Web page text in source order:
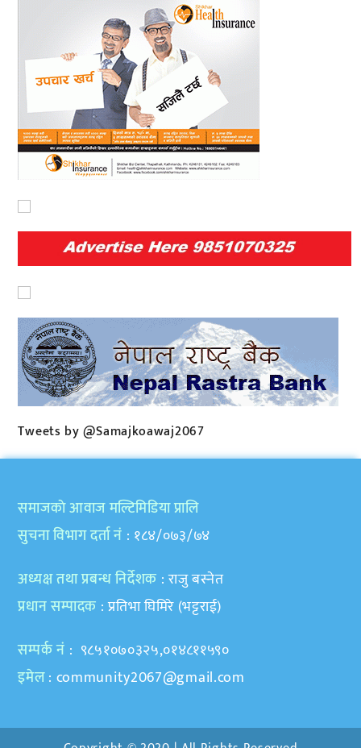
Tweets by @Samajkoawaj2067
समाजकाे आवाज मल्टिमिडिया प्रालि
सुचना विभाग दर्ता नं : १८४/०७३/७४
अध्यक्ष तथा प्रबन्ध निर्देशक : राजु बस्नेत
प्रधान सम्पादक : प्रतिभा घिमिरे (भट्टराई)
सम्पर्क नं : ९८५१०७०३२५,०१४८११५९०
इमेल: community2067@gmail.com